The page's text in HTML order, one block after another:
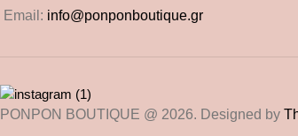
Email: info@ponponboutique.gr
PONPON BOUTIQUE @ 2026. Designed by